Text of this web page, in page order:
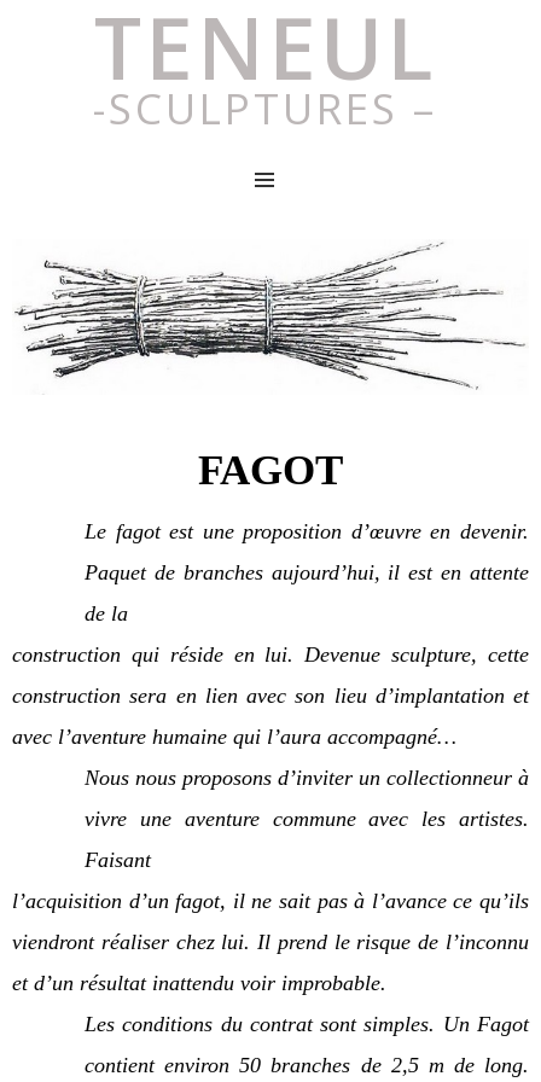
TENEUL
-SCULPTURES –
FAGOT
Le fagot est une proposition d’œuvre en devenir.
Paquet de branches aujourd’hui, il est en attente
de la
construction qui réside en lui. Devenue sculpture, cette
construction sera en lien avec son lieu d’implantation et
avec l’aventure humaine qui l’aura accompagné…
Nous nous proposons d’inviter un collectionneur à
vivre une aventure commune avec les artistes.
Faisant
l’acquisition d’un fagot, il ne sait pas à l’avance ce qu’ils
viendront réaliser chez lui. Il prend le risque de l’inconnu
et d’un résultat inattendu voir improbable.
Les conditions du contrat sont simples. Un Fagot
contient environ 50 branches de 2,5 m de long.